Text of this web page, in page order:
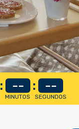
: --
MINUTOS
: --
SEGUNDOS